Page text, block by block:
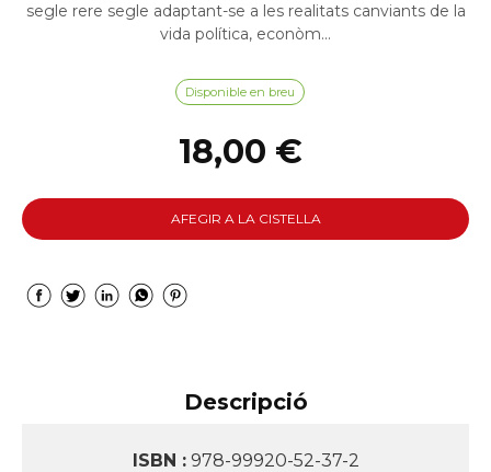
segle rere segle adaptant-se a les realitats canviants de la
vida política, econòm...
Disponible en breu
18,00 €
AFEGIR A LA CISTELLA
Descripció
ISBN : 978-99920-52-37-2